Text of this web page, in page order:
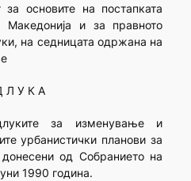
основите на постапката
и за правното
на седницата одржана на
Л У К А
за изменување и
урбанистички планови за
од Собранието на
1990 година.